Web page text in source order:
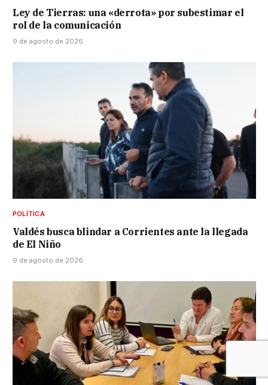
Ley de Tierras: una «derrota» por subestimar el
rol de la comunicación
9 de agosto de 2026
POLÍTICA
Valdés busca blindar a Corrientes ante la llegada
de El Niño
9 de agosto de 2026